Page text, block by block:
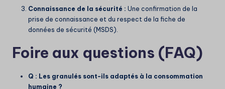
Connaissance de la sécurité : Une confirmation de la
prise de connaissance et du respect de la fiche de
données de sécurité (MSDS).
Foire aux questions (FAQ)
Q : Les granulés sont-ils adaptés à la consommation
humaine ?